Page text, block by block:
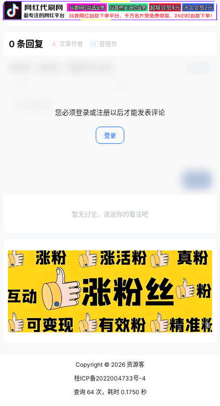
0 条回复 A 文章作者 M 管理员
您必须登录或注册以后才能发表评论
登录
暂无讨论，说说你的看法吧
广告
Copyright © 2026 资源客
桂ICP备2022004733号-4
查询 64 次，耗时 0.1750 秒